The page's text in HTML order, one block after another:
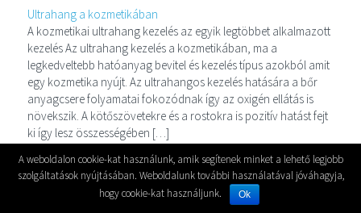
Ultrahang a kozmetikában
A kozmetikai ultrahang kezelés az egyik legtöbbet alkalmazott
kezelés Az ultrahang kezelés a kozmetikában, ma a
legkedveltebb hatóanyag bevitel és kezelés típus azokból amit
egy kozmetika nyújt. Az ultrahangos kezelés hatására a bőr
anyagcsere folyamatai fokozódnak így az oxigén ellátás is
növekszik. A kötőszövetekre és a rostokra is pozitív hatást fejt
ki így lesz összességében […]
Műszempilla ápolás szabályai, hogyan csináld?!
Műszempilla ápolás, hogyan legyen a műszempillád minél
tartósabb A műszempilla ápolása és óvása az amiről sokan
megfeledkeznek, mikor műszempillát kezdenek el viselni. A
A weboldalon cookie-kat használunk, amik segítenek minket a lehető legjobb
szolgáltatások nyújtásában. Weboldalunk további használatával jóváhagyja,
hogy cookie-kat használjunk.
Ok